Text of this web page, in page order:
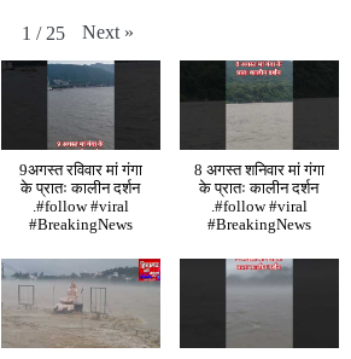
1 / 25 Next »
9अगस्त रविवार मां गंगा
के प्रातः कालीन दर्शन
.#follow #viral
#BreakingNews
8 अगस्त शनिवार मां गंगा
के प्रातः कालीन दर्शन
.#follow #viral
#BreakingNews